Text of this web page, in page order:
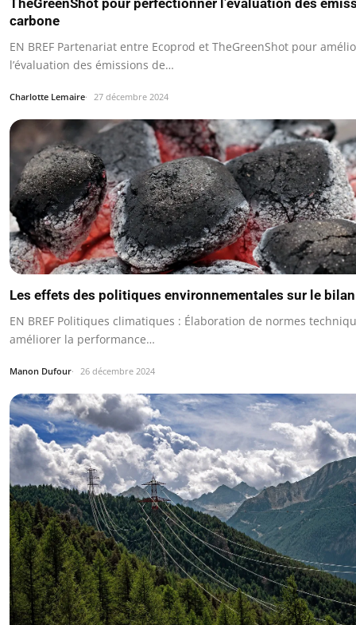
carbone
EN BREF Partenariat entre Ecoprod et TheGreenShot pour
l’évaluation des émissions de…
Charlotte Lemaire 27 décembre 2024
Les effets des politiques environnementales sur le
EN BREF Politiques climatiques : Élaboration de normes
améliorer la performance…
Manon Dufour 26 décembre 2024